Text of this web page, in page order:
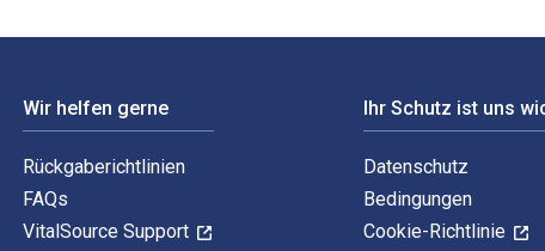
Wir helfen gerne
Rückgaberichtlinien
FAQs
VitalSource Support
Ihr Schutz ist uns
Datenschutz
Bedingungen
Cookie-Richtlinie